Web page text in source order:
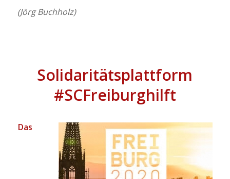
(Jörg Buchholz)
Solidaritätsplattform
#SCFreiburghilft
Das